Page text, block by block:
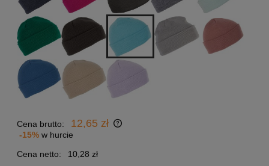
Cena brutto: 12,65 zł
-15% w hurcie
Cena netto:
10,28 zł